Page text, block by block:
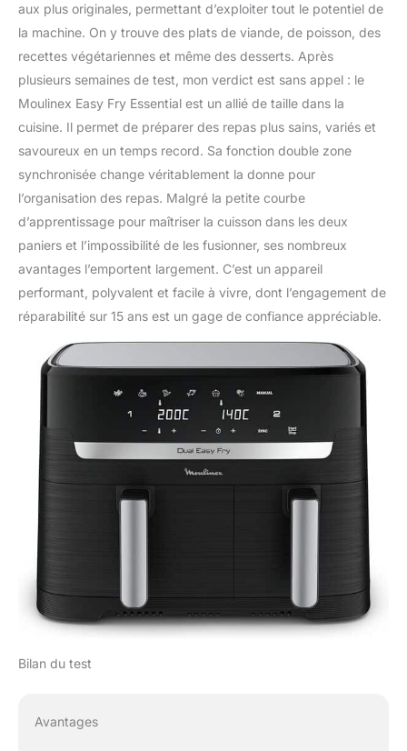
aux plus originales, permettant d’exploiter tout le potentiel de
la machine. On y trouve des plats de viande, de poisson, des
recettes végétariennes et même des desserts. Après
plusieurs semaines de test, mon verdict est sans appel : le
Moulinex Easy Fry Essential est un allié de taille dans la
cuisine. Il permet de préparer des repas plus sains, variés et
savoureux en un temps record. Sa fonction double zone
synchronisée change véritablement la donne pour
l’organisation des repas. Malgré la petite courbe
d’apprentissage pour maîtriser la cuisson dans les deux
paniers et l’impossibilité de les fusionner, ses nombreux
avantages l’emportent largement. C’est un appareil
performant, polyvalent et facile à vivre, dont l’engagement de
réparabilité sur 15 ans est un gage de confiance appréciable.
Bilan du test
Avantages